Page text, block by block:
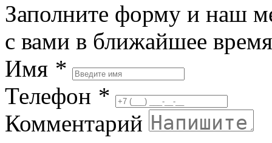
Заполните форму и наш
с вами в ближайшее время
Имя *
Телефон *
Комментарий